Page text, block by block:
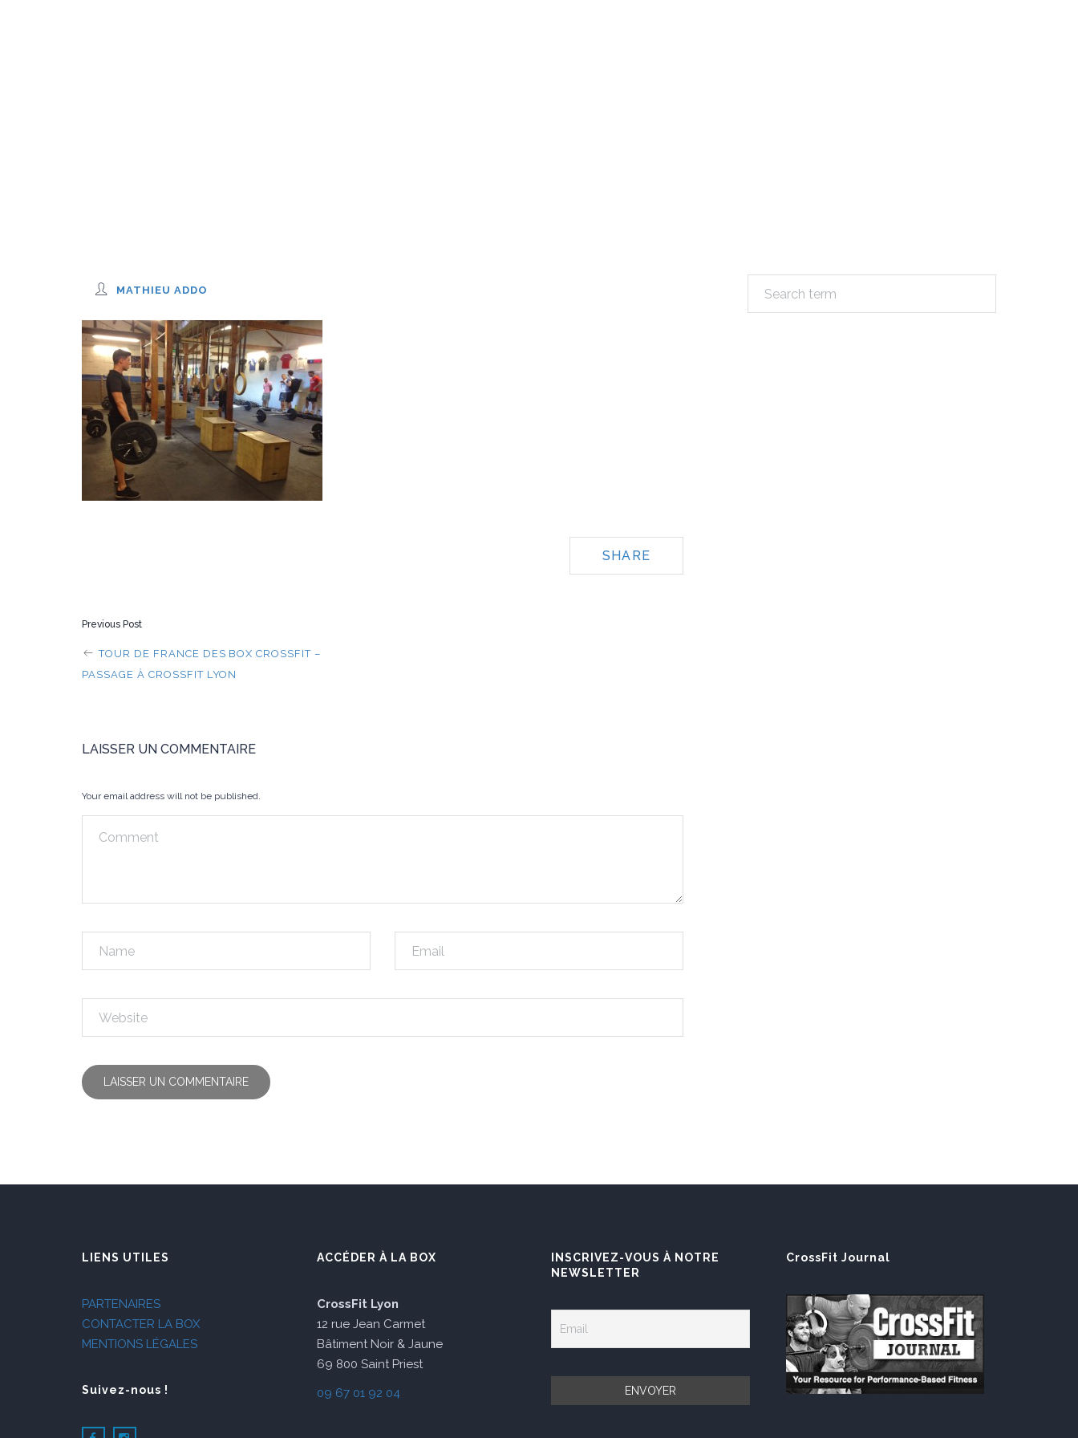
MATHIEU ADDO
SHARE
POST
NAVIGATION
Previous Post
TOUR DE FRANCE DES BOX CROSSFIT –
PASSAGE À CROSSFIT LYON
LAISSER UN COMMENTAIRE
Your email address will not be published.
LIENS UTILES
PARTENAIRES
CONTACTER LA BOX
MENTIONS LÉGALES
Suivez-nous !
ACCÉDER À LA BOX
CrossFit Lyon
12 rue Jean Carmet
Bâtiment Noir & Jaune
69 800 Saint Priest
09 67 01 92 04
INSCRIVEZ-VOUS À NOTRE
NEWSLETTER
CrossFit Journal